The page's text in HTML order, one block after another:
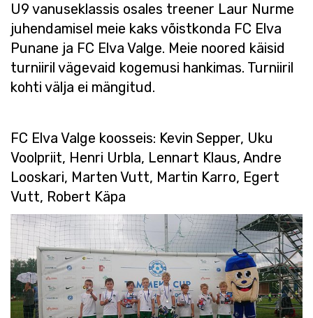
U9 vanuseklassis osales treener Laur Nurme
juhendamisel meie kaks võistkonda FC Elva
Punane ja FC Elva Valge. Meie noored käisid
turniiril vägevaid kogemusi hankimas. Turniiril
kohti välja ei mängitud.
FC Elva Valge koosseis: Kevin Sepper, Uku
Voolpriit, Henri Urbla, Lennart Klaus, Andre
Looskari, Marten Vutt, Martin Karro, Egert
Vutt, Robert Käpa